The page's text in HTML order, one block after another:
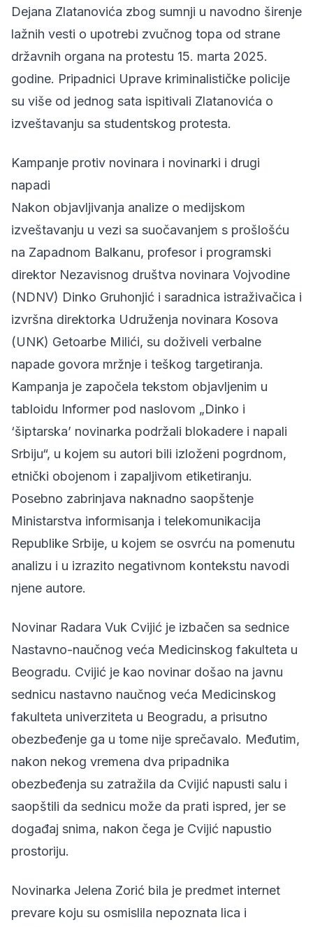
Dejana Zlatanovića zbog sumnji u navodno širenje
lažnih vesti o upotrebi zvučnog topa od strane
državnih organa na protestu 15. marta 2025.
godine. Pripadnici Uprave kriminalističke policije
su više od jednog sata ispitivali Zlatanovića o
izveštavanju sa studentskog protesta.
Kampanje protiv novinara i novinarki i drugi
napadi
Nakon objavljivanja analize o medijskom
izveštavanju u vezi sa suočavanjem s prošlošću
na Zapadnom Balkanu, profesor i programski
direktor Nezavisnog društva novinara Vojvodine
(NDNV) Dinko Gruhonjić i saradnica istraživačica i
izvršna direktorka Udruženja novinara Kosova
(UNK) Getoarbe Milići, su doživeli verbalne
napade govora mržnje i teškog targetiranja.
Kampanja je započela tekstom objavljenim u
tabloidu Informer pod naslovom „Dinko i
‘šiptarska’ novinarka podržali blokadere i napali
Srbiju“, u kojem su autori bili izloženi pogrdnom,
etnički obojenom i zapaljivom etiketiranju.
Posebno zabrinjava naknadno saopštenje
Ministarstva informisanja i telekomunikacija
Republike Srbije, u kojem se osvrću na pomenutu
analizu i u izrazito negativnom kontekstu navodi
njene autore.
Novinar Radara Vuk Cvijić je izbačen sa sednice
Nastavno-naučnog veća Medicinskog fakulteta u
Beogradu. Cvijić je kao novinar došao na javnu
sednicu nastavno naučnog veća Medicinskog
fakulteta univerziteta u Beogradu, a prisutno
obezbeđenje ga u tome nije sprečavalo. Međutim,
nakon nekog vremena dva pripadnika
obezbeđenja su zatražila da Cvijić napusti salu i
saopštili da sednicu može da prati ispred, jer se
događaj snima, nakon čega je Cvijić napustio
prostoriju.
Novinarka Jelena Zorić bila je predmet internet
prevare koju su osmislila nepoznata lica i